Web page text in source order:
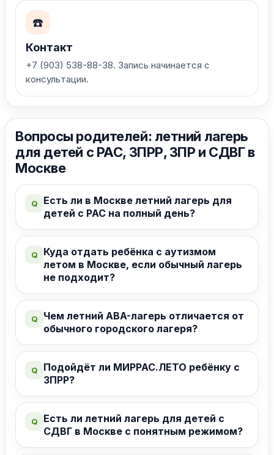
☎️
Контакт
+7 (903) 538-88-38. Запись начинается с
консультации.
Вопросы родителей: летний лагерь
для детей с РАС, ЗПРР, ЗПР и СДВГ в
Москве
Q
Есть ли в Москве летний лагерь для
детей с РАС на полный день?
Q
Куда отдать ребёнка с аутизмом
летом в Москве, если обычный лагерь
не подходит?
Q
Чем летний ABA-лагерь отличается от
обычного городского лагеря?
Q
Подойдёт ли МИРРАС.ЛЕТО ребёнку с
ЗПРР?
Q
Есть ли летний лагерь для детей с
СДВГ в Москве с понятным режимом?
Навигация
Стоимость
Франшиза
Сведения об образовательной организации
Автономная Некоммерческой Организации
Центр Дополнительного Образования И Развития
«МИРРАС»
Политика конфиденциальности
Наши занятия:
ABA терапия для малышей
Комплексные группы для детей
Логопед-дефектолог для детей
Нейропсихолог для детей